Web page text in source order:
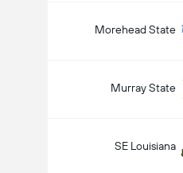
Morehead State
Murray State
SE Louisiana